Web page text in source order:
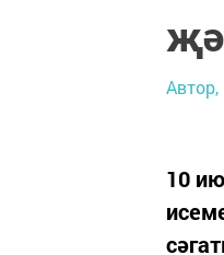
Автор,
10